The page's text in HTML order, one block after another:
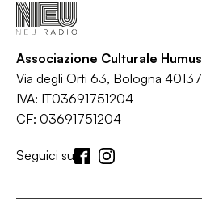
Associazione Culturale Humus
Via degli Orti 63, Bologna 40137
IVA: IT03691751204
CF: 03691751204
Seguici su